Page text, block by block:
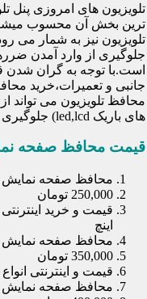
تلویزیون های امروزی پنل
ترین بخش آن محسوب
تلویزیون نیز به شمار می
جلوگیری از وارد آمدن
است.با توجه به گران شدن
جانبی و تعمیرات،خرید
محافظ تلویزیون می تواند
های باریک led,lcd) جلوگیری کند.
قیمت محافظ صفحه
محافظ صفحه نمایش
250,000 تومان
اینچ
محافظ صفحه نمایش
350,000 تومان
قیمت و اینترنتی انواع
محافظ صفحه نمایش